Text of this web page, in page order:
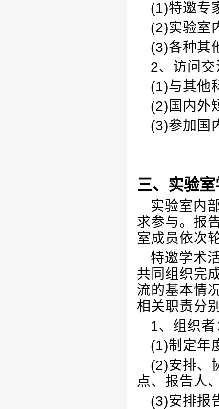
(1)特邀专
(2)实验室
(3)各种其
2、访问交
(1)与其他
(2)国内外
(3)参加国
三、实验
实验室内
求参与。报
室成员依次
特邀学术
共同组织完
流的基本情
相关职责分
1、组织者
(1)制定年
(2)安排、
点、报告人
(3)安排报